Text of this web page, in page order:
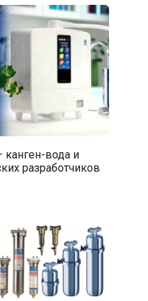
вода и
разработчиков